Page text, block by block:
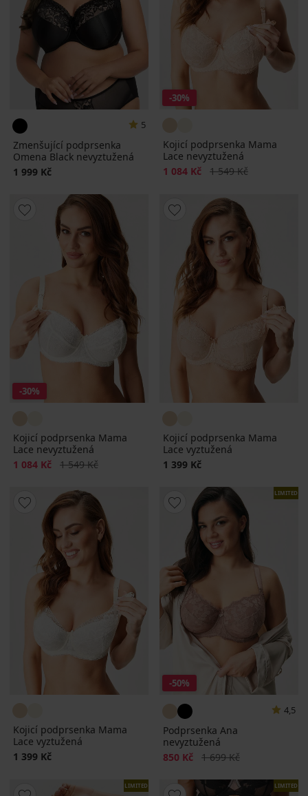
5
Zmenšující podprsenka
Omena Black nevyztužená
1 999 Kč
-30%
Kojicí podprsenka Mama
Lace nevyztužená
Sleva
1 084 Kč Původní cena
1 549 Kč
-30%
Kojicí podprsenka Mama
Lace nevyztužená
Sleva
1 084 Kč Původní cena
1 549 Kč
Kojicí podprsenka Mama
Lace vyztužená
1 399 Kč
Kojicí podprsenka Mama
Lace vyztužená
1 399 Kč
LIMITED
-50%
4,5
Podprsenka Ana
nevyztužená
Sleva
850 Kč Původní cena
1 699 Kč
LIMITED LIMITED